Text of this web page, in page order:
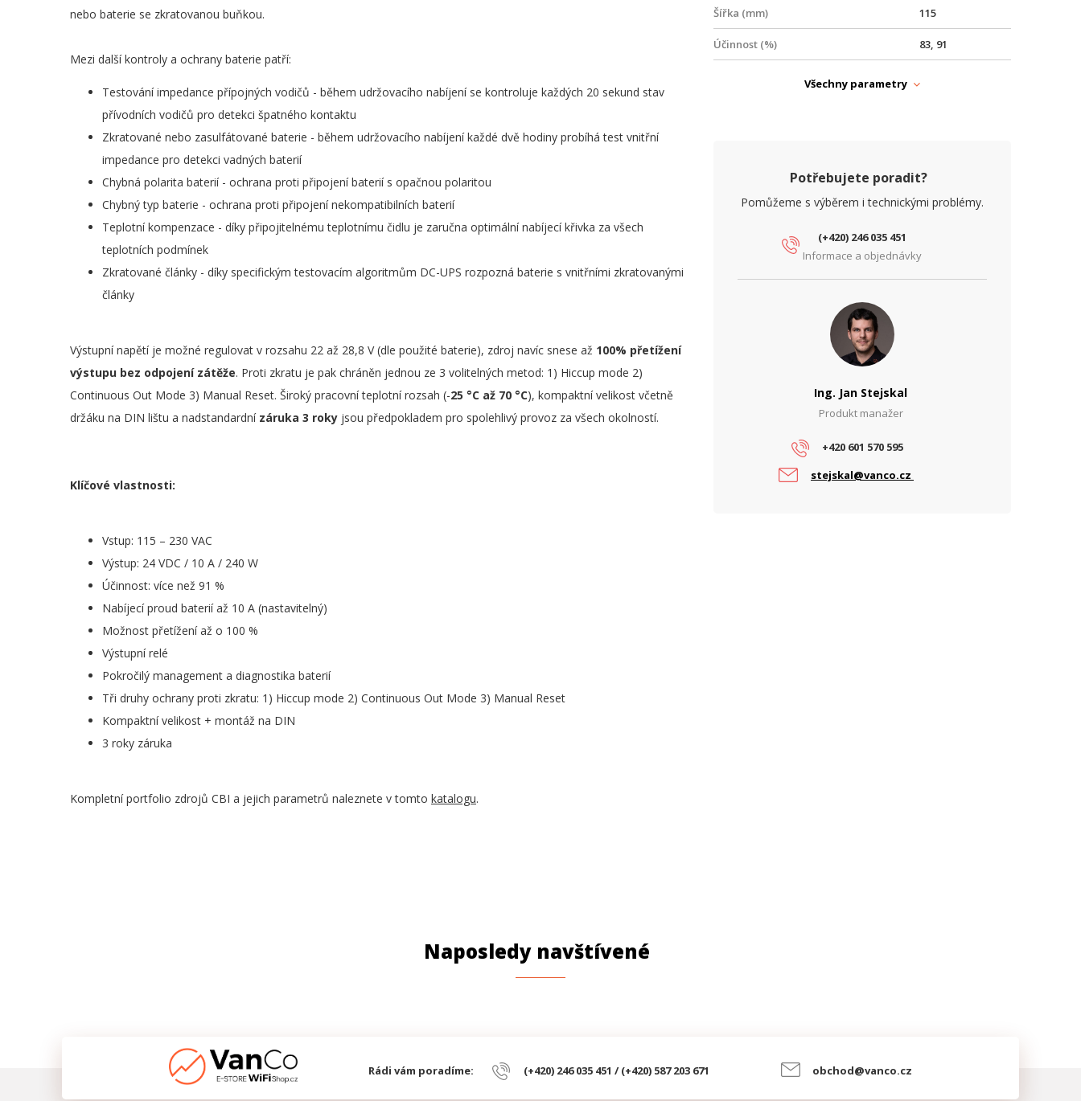
nebo baterie se zkratovanou buňkou.
Mezi další kontroly a ochrany baterie patří:
Testování impedance přípojných vodičů - během udržovacího nabíjení se kontroluje každých 20 sekund stav
přívodních vodičů pro detekci špatného kontaktu
Zkratované nebo zasulfátované baterie - během udržovacího nabíjení každé dvě hodiny probíhá test vnitřní
impedance pro detekci vadných baterií
Chybná polarita baterií - ochrana proti připojení baterií s opačnou polaritou
Chybný typ baterie - ochrana proti připojení nekompatibilních baterií
Teplotní kompenzace - díky připojitelnému teplotnímu čidlu je zaručna optimální nabíjecí křivka za všech
teplotních podmínek
Zkratované články - díky specifickým testovacím algoritmům DC-UPS rozpozná baterie s vnitřními zkratovanými
články
Výstupní napětí je možné regulovat v rozsahu 22 až 28,8 V (dle použité baterie), zdroj navíc snese až 100% přetížení
výstupu bez odpojení zátěže. Proti zkratu je pak chráněn jednou ze 3 volitelných metod: 1) Hiccup mode 2)
Continuous Out Mode 3) Manual Reset. Široký pracovní teplotní rozsah (-25 °C až 70 °C), kompaktní velikost včetně
držáku na DIN lištu a nadstandardní záruka 3 roky jsou předpokladem pro spolehlivý provoz za všech okolností.
Klíčové vlastnosti:
Vstup: 115 – 230 VAC
Výstup: 24 VDC / 10 A / 240 W
Účinnost: více než 91 %
Nabíjecí proud baterií až 10 A (nastavitelný)
Možnost přetížení až o 100 %
Výstupní relé
Pokročilý management a diagnostika baterií
Tři druhy ochrany proti zkratu: 1) Hiccup mode 2) Continuous Out Mode 3) Manual Reset
Kompaktní velikost + montáž na DIN
3 roky záruka
Kompletní portfolio zdrojů CBI a jejich parametrů naleznete v tomto katalogu.
Šířka (mm) 115
Účinnost (%) 83, 91
PARAMETRY NAPÁJENÍ
Tepelná ochrana Ano
PARAMETRY OBRAZU
Všechny parametry
Potřebujete poradit?
Pomůžeme s výběrem i technickými problémy.
(+420) 246 035 451
Informace a objednávky
Ing. Jan Stejskal
Produkt manažer
+420 601 570 595
stejskal@vanco.cz
Naposledy navštívené
Rádi vám poradíme: (+420) 246 035 451 / (+420) 587 203 671 obchod@vanco.cz